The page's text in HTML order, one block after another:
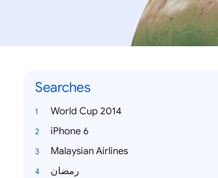
Searches
World Cup 2014
iPhone 6
Malaysian Airlines
رمضان